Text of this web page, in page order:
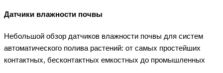
Датчики влажности почвы
Небольшой обзор датчиков влажности почвы для систем
автоматического полива растений: от самых простейших
контактных, бесконтактных емкостных до промышленных